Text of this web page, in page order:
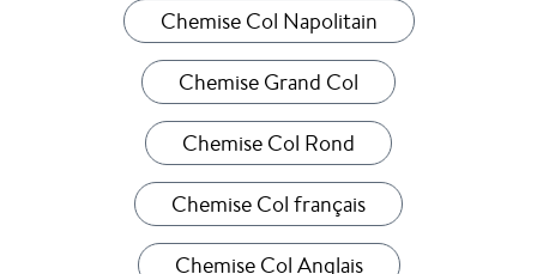
Chemise Col Napolitain
Chemise Grand Col
Chemise Col Rond
Chemise Col français
Chemise Col Anglais